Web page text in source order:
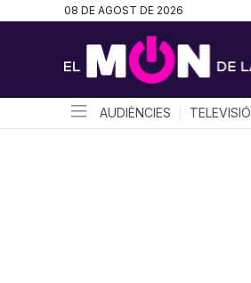
08 DE AGOST DE 2026
AUDIÈNCIES TELEVISIÓ